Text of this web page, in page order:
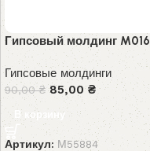
Гипсовый молдинг M016
Гипсовые молдинги
90,00₴ 85,00₴
В корзину
Артикул: М55884